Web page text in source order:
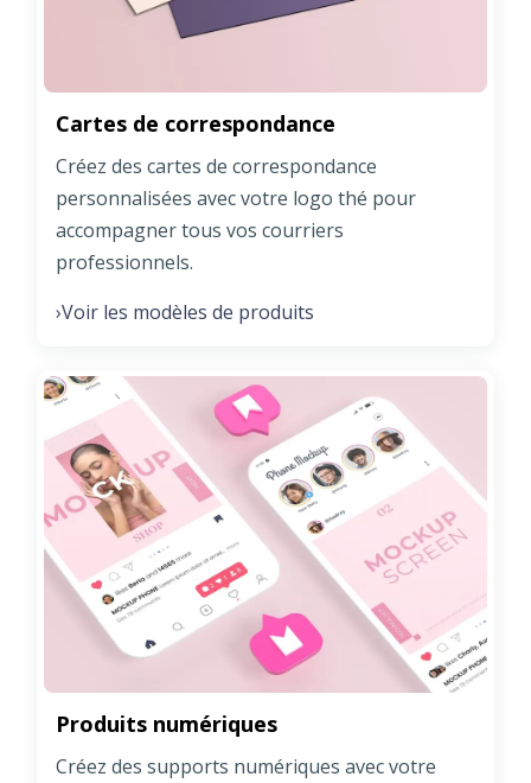
Cartes de correspondance
Créez des cartes de correspondance
personnalisées avec votre logo thé pour
accompagner tous vos courriers
professionnels.
›Voir les modèles de produits
Produits numériques
Créez des supports numériques avec votre